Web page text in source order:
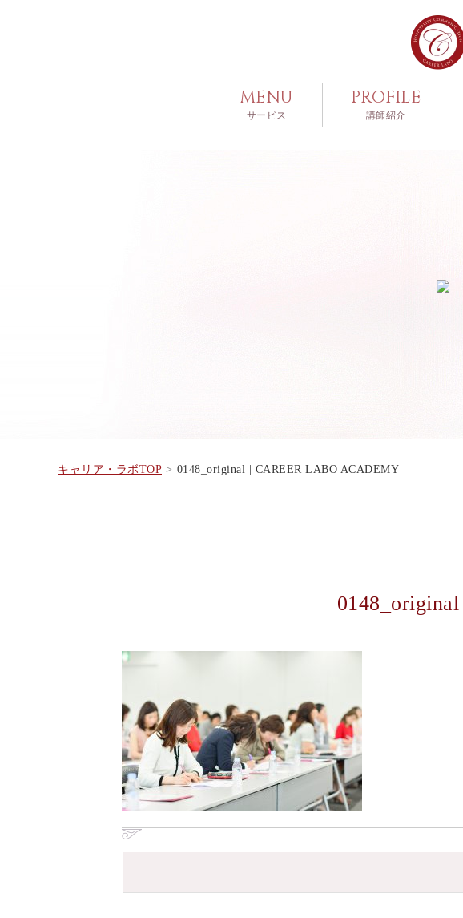
MENU
サービス
PROFILE
講師紹介
キャリア・ラボTOP 0148_original | CAREER LABO ACADEMY
0148_original